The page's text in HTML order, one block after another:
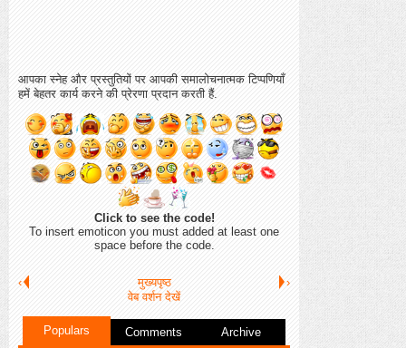
आपका स्नेह और प्रस्तुतियों पर आपकी समालोचनात्मक टिप्पणियाँ
हमें बेहतर कार्य करने की प्रेरणा प्रदान करती हैं.
Click to see the code!
To insert emoticon you must added at least one
space before the code.
‹ ›
मुख्यपृष्ठ
वेब वर्शन देखें
Populars Comments Archive